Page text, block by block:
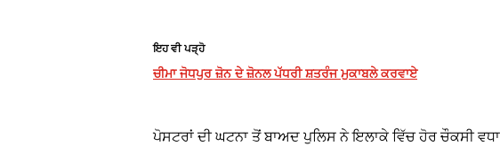
ਇਹ ਵੀ ਪੜ੍ਹੋ
ਚੀਮਾ ਜੋਧਪੁਰ ਜ਼ੋਨ ਦੇ ਜ਼ੋਨਲ ਪੱਧਰੀ ਸ਼ਤਰੰਜ ਮੁਕਾਬਲੇ ਕਰਵਾਏ
ਪੋਸਟਰਾਂ ਦੀ ਘਟਨਾ ਤੋਂ ਬਾਅਦ ਪੁਲਿਸ ਨੇ ਇਲਾਕੇ ਵਿੱਚ ਹੋਰ ਚੌਕਸੀ